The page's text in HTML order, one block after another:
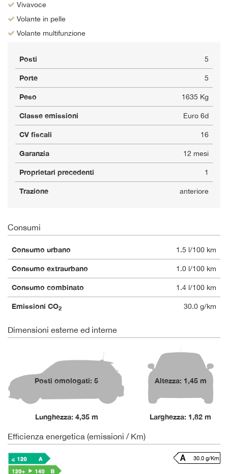
Vivavoce
Volante in pelle
Volante multifunzione
Posti 5
Porte 5
Peso 1635 Kg
Classe emissioni Euro 6d
CV fiscali 16
Garanzia 12 mesi
Proprietari precedenti 1
Trazione anteriore
Consumi
Consumo urbano 1.5 l/100 km
Consumo extraurbano 1.0 l/100 km
Consumo combinato 1.4 l/100 km
Emissioni CO2 30.0 g/km
Dimensioni esterne ed interne
Posti omologati: 5
Lunghezza: 4,35 m
Altezza: 1,45 m
Larghezza: 1,82 m
Efficienza energetica (emissioni / Km)
30.0 g/Km